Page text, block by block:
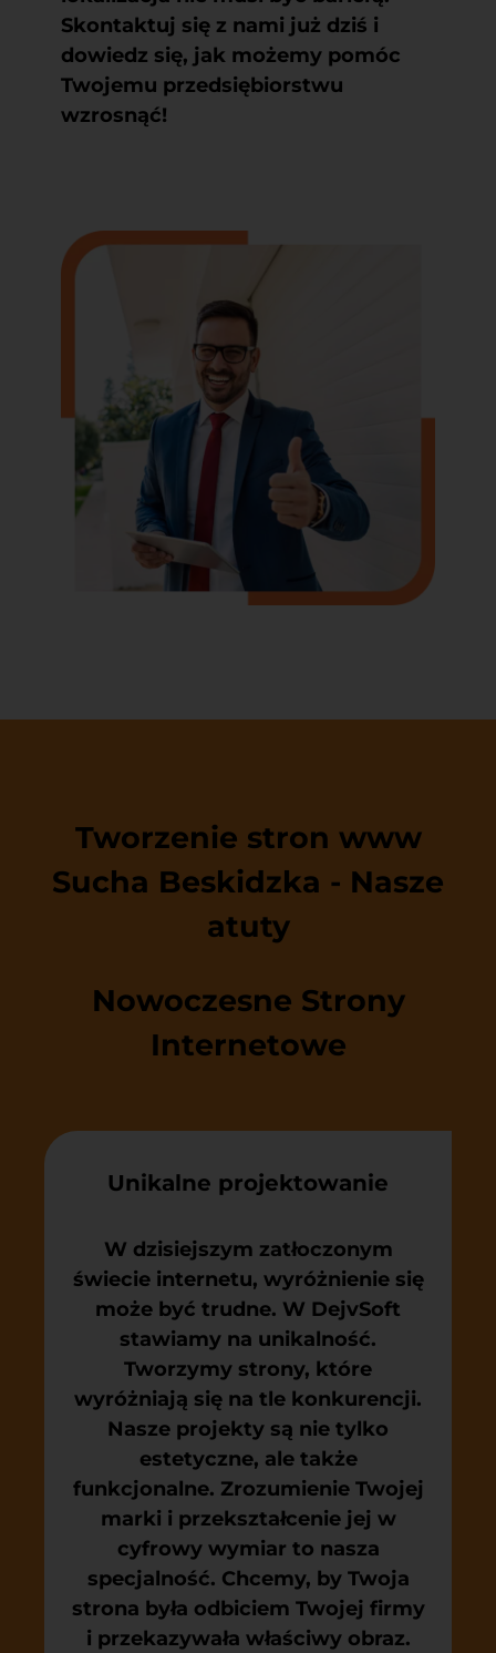
Skontaktuj się z nami już dziś i
dowiedz się, jak możemy pomóc
Twojemu przedsiębiorstwu
wzrosnąć!
Tworzenie stron www
Sucha Beskidzka - Nasze
atuty
Nowoczesne Strony
Internetowe
Unikalne projektowanie
W dzisiejszym zatłoczonym
świecie internetu, wyróżnienie się
może być trudne. W DejvSoft
stawiamy na unikalność.
Tworzymy strony, które
wyróżniają się na tle konkurencji.
Nasze projekty są nie tylko
estetyczne, ale także
funkcjonalne. Zrozumienie Twojej
marki i przekształcenie jej w
cyfrowy wymiar to nasza
specjalność. Chcemy, by Twoja
strona była odbiciem Twojej firmy
i przekazywała właściwy obraz.